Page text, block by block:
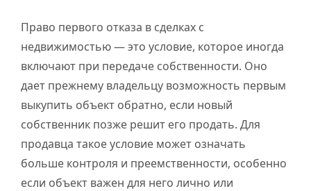
Право первого отказа в сделках с
недвижимостью — это условие, которое иногда
включают при передаче собственности. Оно
дает прежнему владельцу возможность первым
выкупить объект обратно, если новый
собственник позже решит его продать. Для
продавца такое условие может означать
больше контроля и преемственности, особенно
если объект важен для него лично или